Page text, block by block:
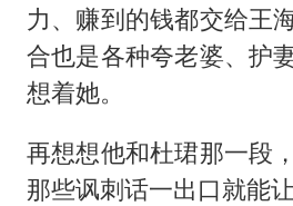
力、赚到的钱都交给王
合也是各种夸老婆、护
想着她。
再想想他和杜珺那一段
那些讽刺话一出口就能让